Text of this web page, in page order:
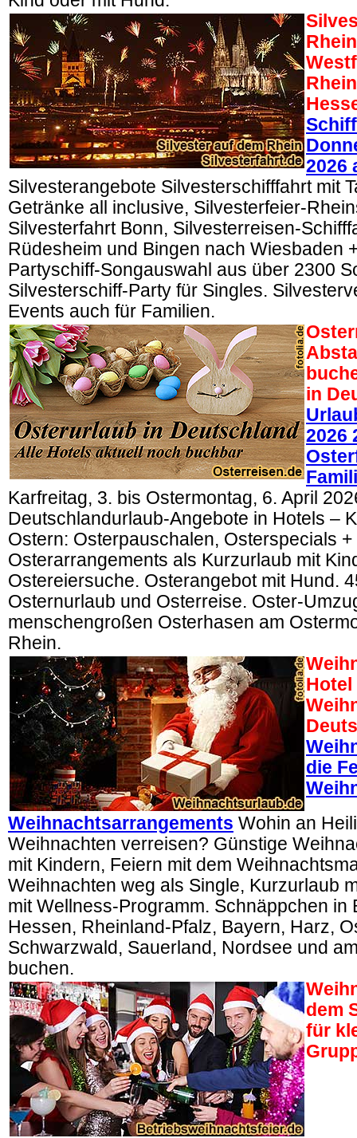
2026
Silvesterangebote Silvesterschifffahrt mit
Getränke all inclusive, Silvesterfeier-
Silvesterfahrt Bonn, Silvesterreisen-
Rüdesheim und Bingen nach Wiesbaden
Partyschiff-Songauswahl aus über 2300
Silvesterschiff-Party für Singles.
Events auch für Familien.
in
2026
Karfreitag, 3. bis Ostermontag, 6. April
Deutschlandurlaub-Angebote in Hotels –
Ostern: Osterpauschalen, Osterspecials +
Osterarrangements als Kurzurlaub mit
Ostereiersuche. Osterangebot mit Hund.
Osternurlaub und Osterreise. Oster-
menschengroßen Osterhasen am
Rhein.
Hotel
die
Weihnachtsarrangements Wohin an
Weihnachten verreisen? Günstige
mit Kindern, Feiern mit dem
Weihnachten weg als Single, Kurzurlaub
mit Wellness-Programm. Schnäppchen in
Hessen, Rheinland-Pfalz, Bayern, Harz,
Schwarzwald, Sauerland, Nordsee und
buchen.
dem
für